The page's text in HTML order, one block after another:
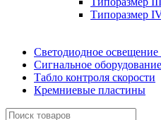
Типоразмер
Светодиодное
Сигнальное оборудование
Табло контроля скорости
Кремниевые пластины
Найти: